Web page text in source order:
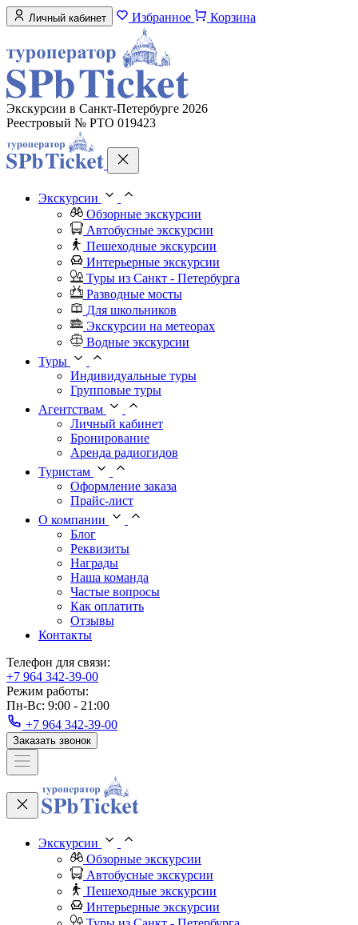
Личный кабинет Избранное Корзина
Экскурсии в Санкт-Петербурге 2026
Реестровый № РТО 019423
Экскурсии
Обзорные экскурсии
Автобусные экскурсии
Пешеходные экскурсии
Интерьерные экскурсии
Туры из Санкт - Петербурга
Разводные мосты
Для школьников
Экскурсии на метеорах
Водные экскурсии
Туры
Индивидуальные туры
Групповые туры
Агентствам
Личный кабинет
Бронирование
Аренда радиогидов
Туристам
Оформление заказа
Прайс-лист
О компании
Блог
Реквизиты
Награды
Наша команда
Частые вопросы
Как оплатить
Отзывы
Контакты
Телефон для связи:
+7 964 342-39-00
Режим работы:
Пн-Вс: 9:00 - 21:00
+7 964 342-39-00
Заказать звонок
Экскурсии
Обзорные экскурсии
Автобусные экскурсии
Пешеходные экскурсии
Интерьерные экскурсии